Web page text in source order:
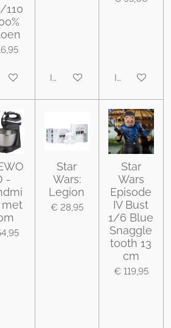
110
In winkelwagenIn
-
met
Star
Wars:
Legion
€ 28,95
Star
Wars
Episode
IV Bust
1/6 Blue
Snaggle
tooth 13
cm
€ 119,95